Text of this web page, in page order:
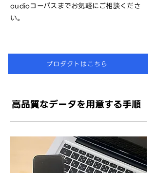
audioコーパスまでお気軽にご相談くださ
い。
プロダクトはこちら
高品質なデータを用意する手順